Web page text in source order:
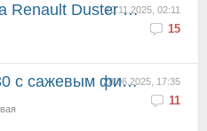
10.11.2025, 02:11
15
Duster 2.0 4WD
28.06.2025, 17:35
11
сажевым фильтром